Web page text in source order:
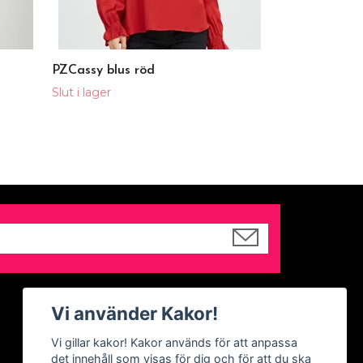
PZCassy blus röd
Slut i lager
Facebook
Vi använder Kakor!
Vi gillar kakor! Kakor används för att anpassa
det innehåll som visas för dig och för att du ska